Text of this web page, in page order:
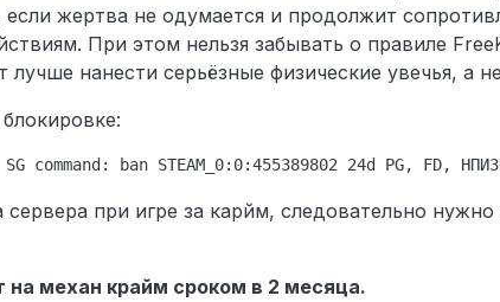
жертва не одумается и продолжит
При этом нельзя забывать о правиле
нанести серьёзные физические увечья, а
при игре за карйм, следовательно
на механ крайм сроком в 2 месяца.